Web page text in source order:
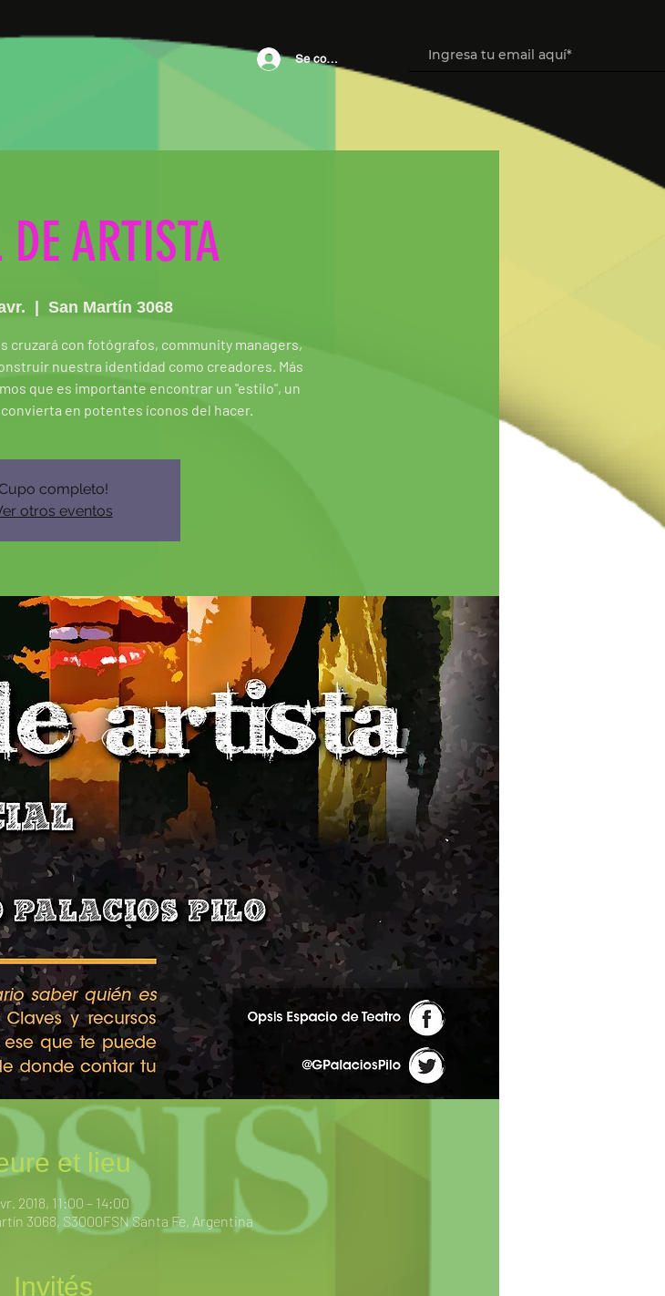
Se connecter
DE ARTISTA
San Martín 3068
cruzará con fotógrafos, community managers,
nuestra identidad como creadores. Más
que es importante encontrar un "estilo", un
en potentes íconos del hacer.
completo!
otros eventos
et lieu
2018, 11:00 – 14:00
3068, S3000FSN Santa Fe, Argentina
Invités